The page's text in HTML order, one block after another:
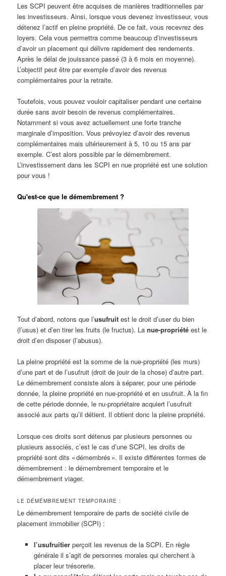
Les SCPI peuvent être acquises de manières traditionnelles par
les investisseurs. Ainsi, lorsque vous devenez investisseur, vous
détenez l’actif en pleine propriété. De ce fait, vous recevrez des
loyers. Cela vous permettra comme beaucoup d’investisseurs
d’avoir un placement qui délivre rapidement des rendements.
Après le délai de jouissance passé (3 à 6 mois en moyenne).
L’objectif peut être par exemple d’avoir des revenus
complémentaires pour la retraite.
Toutefois, vous pouvez vouloir capitaliser pendant une certaine
durée sans avoir besoin de revenus complémentaires.
Notamment si vous avez actuellement une forte tranche
marginale d’imposition. Vous prévoyiez d’avoir des revenus
complémentaires mais ultérieurement à 5, 10 ou 15 ans par
exemple. C’est alors possible par le démembrement.
L’investissement dans les SCPI en nue propriété est une solution
pour vous !
Qu'est-ce que le démembrement ?
Tout d’abord, notons que l’usufruit est le droit d’user du bien
(l’usus) et d’en tirer les fruits (le fructus). Lanue-propriété est le
droit d’en disposer (l’abusus).
La pleine propriété est la somme de la nue-propriété (les murs)
d’une part et de l’usufruit (droit de jouir de la chose) d’autre part.
Le démembrement consiste alors à séparer, pour une période
donnée, la pleine propriété en nue-propriété et en usufruit. À la fin
de cette période donnée, le nu-propriétaire acquiert l’usufruit
associé aux parts qu’il détient. Il obtient donc la pleine propriété.
Lorsque ces droits sont détenus par plusieurs personnes ou
plusieurs associés, c’est le cas d’une SCPI, les droits de
propriété sont dits « démembrés ». Il existe différentes formes de
démembrement : le démembrement temporaire et le
démembrement viager.
LE DÉMÉMBREMENT TEMPORAIRE :
Le démembrement temporaire de parts de société civile de
placement immobilier (SCPI) :
l’usufruitierperçoit les revenus de la SCPI. En règle
générale il s’agit de personnes morales qui cherchent à
placer leur trésorerie.